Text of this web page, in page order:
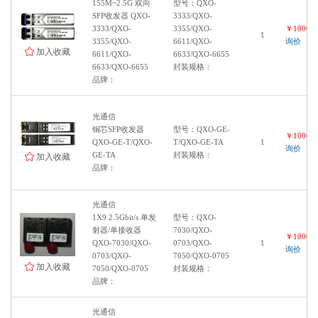
加入收藏
155M~2.5G 双向
SFP收发器 QXO-
3333/QXO-
3355/QXO-
6611/QXO-
6633/QXO-6655
品牌：
型号：QXO-
3333/QXO-
3355/QXO-
6611/QXO-
6633/QXO-6655
封装规格：
1
￥
询价
加入收藏
光通信
铜芯SFP收发器
QXO-GE-T/QXO-
GE-TA
品牌：
型号：QXO-GE-
T/QXO-GE-TA
封装规格：
1
￥
询价
加入收藏
光通信
1X9 2.5Gbit/s 单发
射器/单接收器
QXO-7030/QXO-
0703/QXO-
7050/QXO-0705
品牌：
型号：QXO-
7030/QXO-
0703/QXO-
7050/QXO-0705
封装规格：
1
￥
询价
光通信